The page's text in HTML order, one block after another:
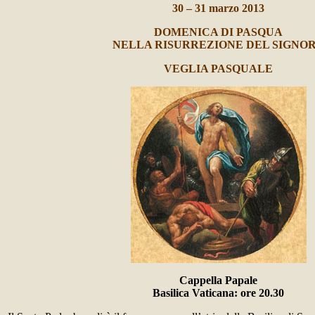
30 – 31 marzo 2013
DOMENICA DI PASQUA
NELLA RISURREZIONE DEL
VEGLIA PASQUALE
Cappella Papale
Basilica Vaticana: ore 20.30